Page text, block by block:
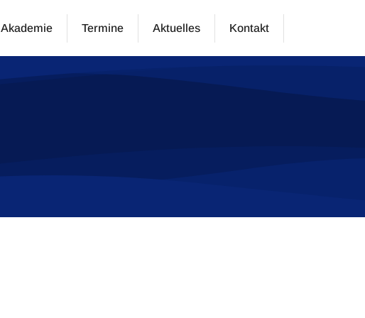
Termine Aktuelles Kontakt